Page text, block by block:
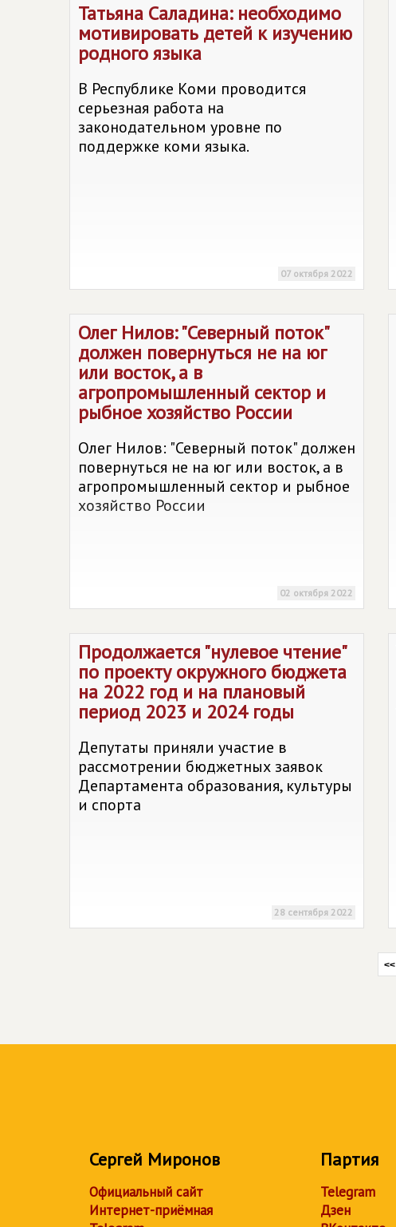
Татьяна Саладина: необходимо
мотивировать детей к изучению
родного языка
В Республике Коми проводится
серьезная работа на
законодательном уровне по
поддержке коми языка.
07 октября 2022
Олег Нилов: "Северный поток"
должен повернуться не на юг
или восток, а в
агропромышленный сектор и
рыбное хозяйство России
Олег Нилов: "Северный поток" должен
повернуться не на юг или восток, а в
агропромышленный сектор и рыбное
хозяйство России
02 октября 2022
Продолжается "нулевое чтение"
по проекту окружного бюджета
на 2022 год и на плановый
период 2023 и 2024 годы
Депутаты приняли участие в
рассмотрении бюджетных заявок
Департамента образования, культуры
и спорта
28 сентября 2022
<<
Сергей Миронов
Официальный сайт
Интернет-приёмная
Партия
Telegram
Дзен